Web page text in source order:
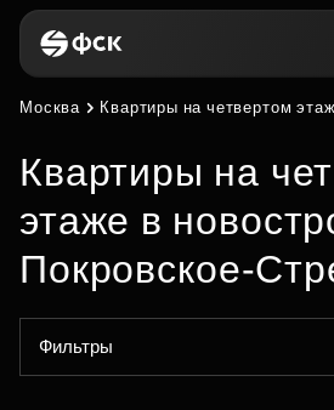
Москва Квартиры на четвертом
Квартиры на
этаже в
Покровское-
Фильтры